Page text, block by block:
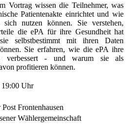
Vortrag wissen die Teilnehmer, was
Patientenakte einrichtet und wie
nutzen können. Sie verstehen,
die ePA für ihre Gesundheit hat
selbstbestimmt mit ihren Daten
Sie erfahren, wie die ePA ihre
verbessert - und warum sie als
profitieren können.
19:00 Uhr
Frontenhausen
Wählergemeinschaft